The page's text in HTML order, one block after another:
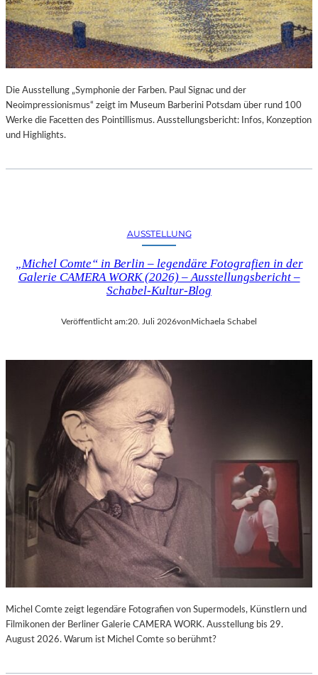
Die Ausstellung „Symphonie der Farben. Paul Signac und der
Neoimpressionismus“ zeigt im Museum Barberini Potsdam über rund 100
Werke die Facetten des Pointillismus. Ausstellungsbericht: Infos, Konzeption
und Highlights.
AUSSTELLUNG
„Michel Comte“ in Berlin – legendäre Fotografien in der
Galerie CAMERA WORK (2026) – Ausstellungsbericht –
Schabel-Kultur-Blog
Veröffentlicht am:20. Juli 2026vonMichaela Schabel
Michel Comte zeigt legendäre Fotografien von Supermodels, Künstlern und
Filmikonen der Berliner Galerie CAMERA WORK. Ausstellung bis 29.
August 2026. Warum ist Michel Comte so berühmt?